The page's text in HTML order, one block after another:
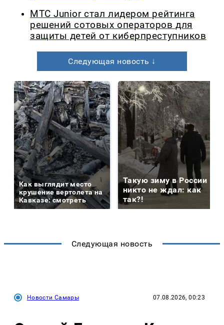
МТС Junior стал лидером рейтинга
решений сотовых операторов для
защиты детей от киберпреступников
Следующая новость ↓
Как выглядит место
крушение вертолета на
Кавказе: смотреть
Такую зиму в России
никто не ждал: как
так?!
Следующая новость
Новости Самары 07.08.2026, 00:23